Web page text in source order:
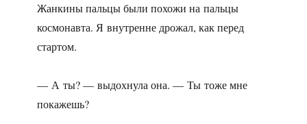
Жанкины пальцы были похожи на пальцы
космонавта. Я внутренне дрожал, как перед
стартом.
— А ты? — выдохнула она. — Ты тоже мне
покажешь?